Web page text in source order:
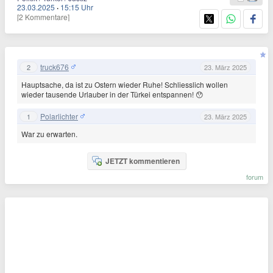
23.03.2025 · 15:15 Uhr
[2 Kommentare]
2 truck676 23. März 2025
Hauptsache, da ist zu Ostern wieder Ruhe! Schliesslich wollen
wieder tausende Urlauber in der Türkei entspannen! 😯
1 Polarlichter 23. März 2025
War zu erwarten.
JETZT kommentieren
forum